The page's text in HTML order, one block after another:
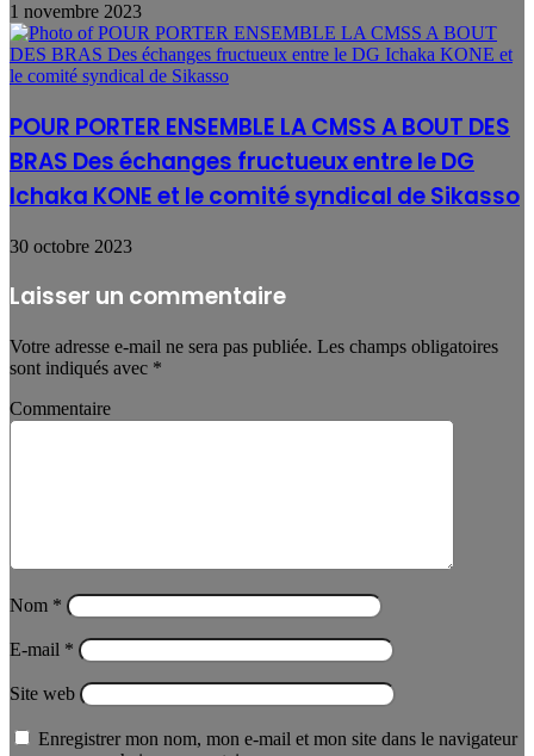
1 novembre 2023
POUR PORTER ENSEMBLE LA CMSS A BOUT DES
BRAS Des échanges fructueux entre le DG
Ichaka KONE et le comité syndical de Sikasso
30 octobre 2023
Laisser un commentaire
Votre adresse e-mail ne sera pas publiée. Les champs obligatoires
sont indiqués avec *
Commentaire
Nom *
E-mail *
Site web
Enregistrer mon nom, mon e-mail et mon site dans le navigateur